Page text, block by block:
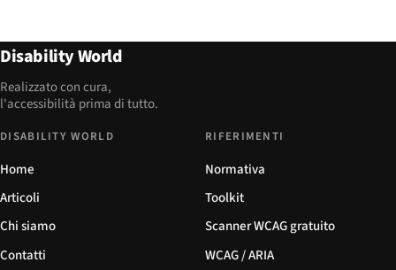
Disability World
Realizzato con cura,
l'accessibilità prima di tutto.
DISABILITY WORLD
Home
Articoli
Chi siamo
Contatti
RIFERIMENTI
Normativa
Toolkit
Scanner WCAG gratuito
WCAG / ARIA